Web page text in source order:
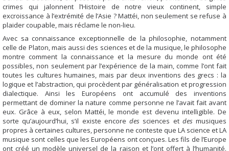
crimes qui jalonnent l’Histoire de notre vieux continent, simple
excroissance à l’extrémité de l’Asie ? Mattéi, non seulement se refuse à
plaider coupable, mais réclame le non-lieu.
Avec sa connaissance exceptionnelle de la philosophie, notamment
celle de Platon, mais aussi des sciences et de la musique, le philosophe
montre comment la connaissance et la mesure du monde ont été
possibles, non seulement par l’expérience de la main, comme l’ont fait
toutes les cultures humaines, mais par deux inventions des grecs : la
logique et l’abstraction, qui procèdent par généralisation et progression
dialectique. Ainsi les Européens ont accumulé des inventions
permettant de dominer la nature comme personne ne l’avait fait avant
eux. Grâce à eux, selon Mattéi, le monde est devenu intelligible. De
sorte qu’aujourd’hui, s’il existe encoredes sciences et desmusiques
propres à certaines cultures, personne ne conteste que LA science et LA
musique sont celles que les Européens ont conçues. Les fils de l’Europe
ont créé un modèle universel de la raison et l’ont offert à l’humanité.